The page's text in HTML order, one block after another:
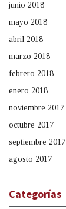
junio 2018
mayo 2018
abril 2018
marzo 2018
febrero 2018
enero 2018
noviembre 2017
octubre 2017
septiembre 2017
agosto 2017
Categorías